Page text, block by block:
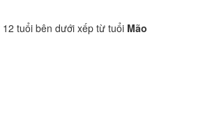
tuổi bên dưới xếp từ tuổi Mão